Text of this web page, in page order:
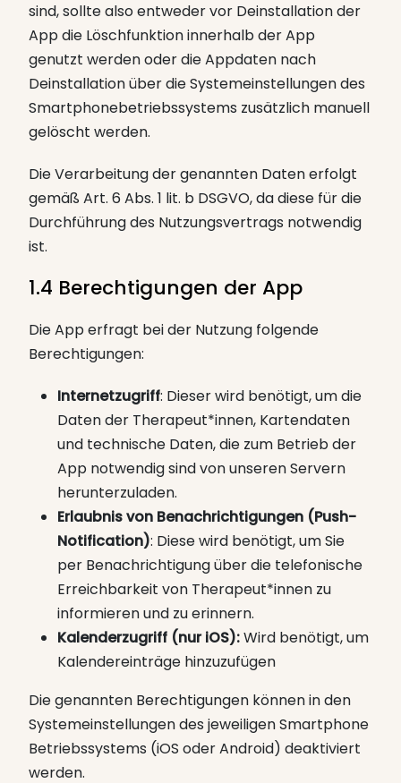
sind, sollte also entweder vor Deinstallation der
App die Löschfunktion innerhalb der App
genutzt werden oder die Appdaten nach
Deinstallation über die Systemeinstellungen des
Smartphonebetriebssystems zusätzlich manuell
gelöscht werden.
Die Verarbeitung der genannten Daten erfolgt
gemäß Art. 6 Abs. 1 lit. b DSGVO, da diese für die
Durchführung des Nutzungsvertrags notwendig
ist.
1.4 Berechtigungen der App
Die App erfragt bei der Nutzung folgende
Berechtigungen:
Internetzugriff: Dieser wird benötigt, um die
Daten der Therapeut*innen, Kartendaten
und technische Daten, die zum Betrieb der
App notwendig sind von unseren Servern
herunterzuladen.
Erlaubnis von Benachrichtigungen (Push-
Notification): Diese wird benötigt, um Sie
per Benachrichtigung über die telefonische
Erreichbarkeit von Therapeut*innen zu
informieren und zu erinnern.
Kalenderzugriff (nur iOS):Wird benötigt, um
Kalendereinträge hinzuzufügen
Die genannten Berechtigungen können in den
Systemeinstellungen des jeweiligen Smartphone
Betriebssystems (iOS oder Android) deaktiviert
werden.